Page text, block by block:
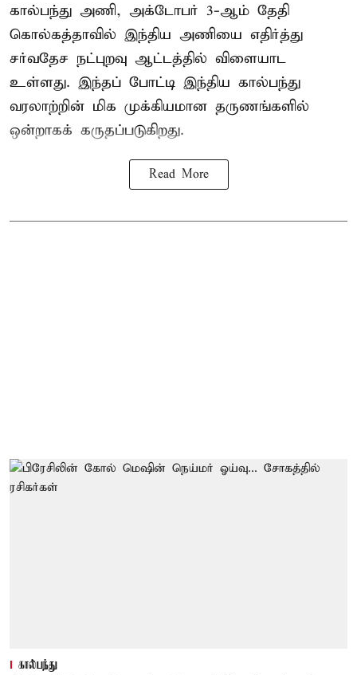
கால்பந்து அணி, அக்டோபர் 3-ஆம் தேதி
கொல்கத்தாவில் இந்திய அணியை எதிர்த்து
சர்வதேச நட்புறவு ஆட்டத்தில் விளையாட
உள்ளது. இந்தப் போட்டி இந்திய கால்பந்து
வரலாற்றின் மிக முக்கியமான தருணங்களில்
ஒன்றாகக் கருதப்படுகிறது.
Read More
கால்பந்து